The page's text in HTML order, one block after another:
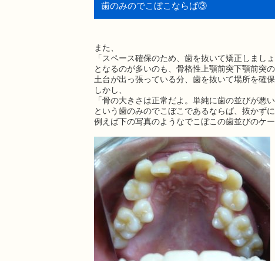
歯のみのでこぼこならば③
また、
「スペース確保のため、歯を抜いて矯正しましょ
となるのが多いのも、骨格性上顎前突下顎前突の
土台が出っ張っている分、歯を抜いて場所を確
しかし、
「骨の大きさは正常だよ。単純に歯の並びが悪い
という歯のみのでこぼこであるならば、抜かず
例えば下の写真のようなでこぼこの歯並びのケー